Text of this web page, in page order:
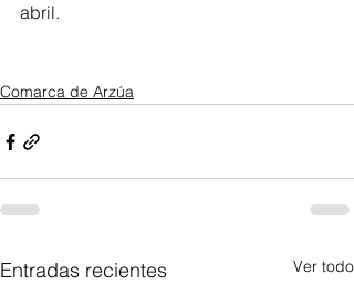
abril.
Comarca de Arzúa
Entradas recientes Ver todo